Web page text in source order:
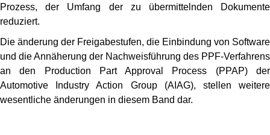
Prozess, der Umfang der zu übermittelnden Dokumente
reduziert.
Die änderung der Freigabestufen, die Einbindung von Software
und die Annäherung der Nachweisführung des PPF-Verfahrens
an den Production Part Approval Process (PPAP) der
Automotive Industry Action Group (AIAG), stellen weitere
wesentliche änderungen in diesem Band dar.